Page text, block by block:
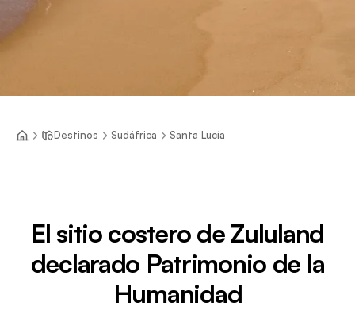
Destinos Sudáfrica Santa Lucía
El sitio costero de Zululand
declarado Patrimonio de la
Humanidad